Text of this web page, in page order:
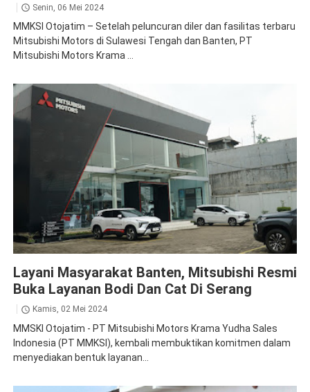
Senin, 06 Mei 2024
MMKSI Otojatim – Setelah peluncuran diler dan fasilitas terbaru
Mitsubishi Motors di Sulawesi Tengah dan Banten, PT
Mitsubishi Motors Krama ...
Layani Masyarakat Banten, Mitsubishi Resmi
Buka Layanan Bodi Dan Cat Di Serang
Kamis, 02 Mei 2024
MMSKI Otojatim - PT Mitsubishi Motors Krama Yudha Sales
Indonesia (PT MMKSI), kembali membuktikan komitmen dalam
menyediakan bentuk layanan...